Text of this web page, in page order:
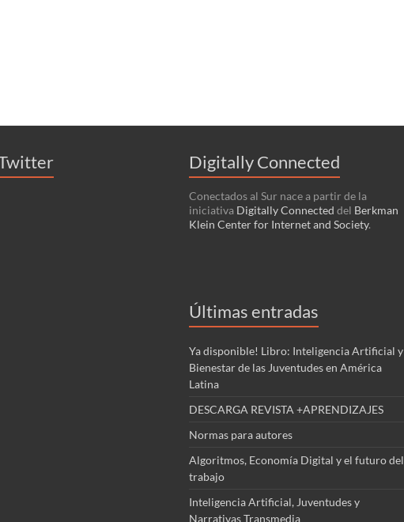
Digitally Connected
Conectados al Sur nace a partir de la
iniciativa Digitally Connected del Berkman
Klein Center for Internet and Society.
Últimas entradas
Ya disponible! Libro: Inteligencia Artificial y
Bienestar de las Juventudes en América
Latina
DESCARGA REVISTA +APRENDIZAJES
Normas para autores
Algoritmos, Economía Digital y el futuro del
trabajo
Inteligencia Artificial, Juventudes y
Narrativas Transmedia